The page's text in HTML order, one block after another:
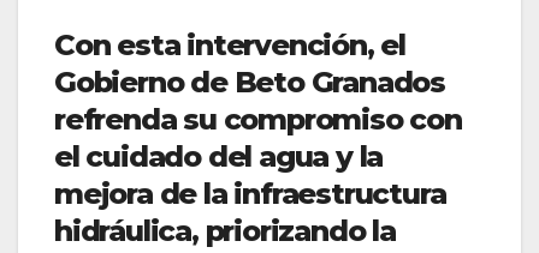
Con esta intervención, el
Gobierno de Beto Granados
refrenda su compromiso con
el cuidado del agua y la
mejora de la infraestructura
hidráulica, priorizando la